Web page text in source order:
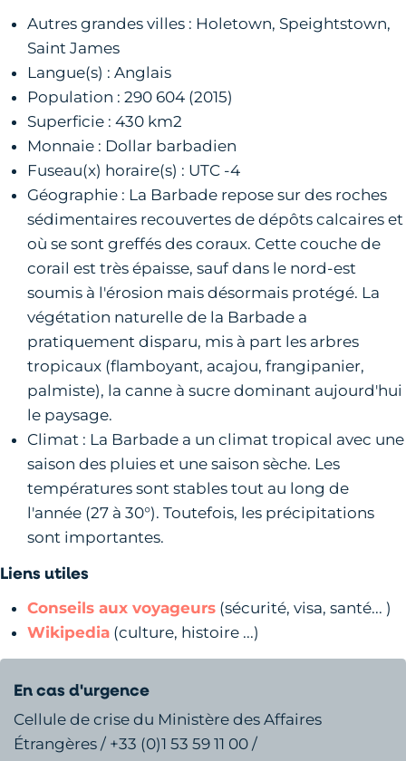
Autres grandes villes : Holetown, Speightstown,
Saint James
Langue(s) : Anglais
Population : 290 604 (2015)
Superficie : 430 km2
Monnaie : Dollar barbadien
Fuseau(x) horaire(s) : UTC -4
Géographie : La Barbade repose sur des roches
sédimentaires recouvertes de dépôts calcaires et
où se sont greffés des coraux. Cette couche de
corail est très épaisse, sauf dans le nord-est
soumis à l'érosion mais désormais protégé. La
végétation naturelle de la Barbade a
pratiquement disparu, mis à part les arbres
tropicaux (flamboyant, acajou, frangipanier,
palmiste), la canne à sucre dominant aujourd'hui
le paysage.
Climat : La Barbade a un climat tropical avec une
saison des pluies et une saison sèche. Les
températures sont stables tout au long de
l'année (27 à 30°). Toutefois, les précipitations
sont importantes.
Liens utiles
Conseils aux voyageurs (sécurité, visa, santé... )
Wikipedia (culture, histoire ...)
En cas d'urgence
Cellule de crise du Ministère des Affaires
Étrangères / +33 (0)1 53 59 11 00 /